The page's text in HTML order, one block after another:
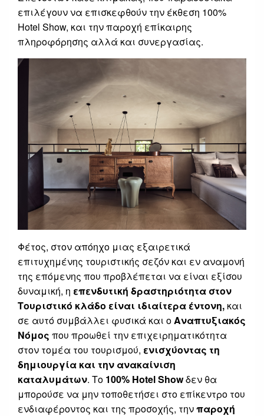
επιλέγουν να επισκεφθούν την έκθεση 100%
Hotel Show, και την παροχή επίκαιρης
πληροφόρησης αλλά και συνεργασίας.
Φέτος, στον απόηχο μιας εξαιρετικά
επιτυχημένης τουριστικής σεζόν και εν αναμονή
της επόμενης που προβλέπεται να είναι εξίσου
δυναμική, η επενδυτική δραστηριότητα στον
Τουριστικό κλάδο είναι ιδιαίτερα έντονη, και
σε αυτό συμβάλλει φυσικά και οΑναπτυξιακός
Νόμος που προωθεί την επιχειρηματικότητα
στον τομέα του τουρισμού, ενισχύοντας τη
δημιουργία και την ανακαίνιση
καταλυμάτων. Το 100% HotelShowδεν θα
μπορούσε να μην τοποθετήσει στο επίκεντρο του
ενδιαφέροντος και της προσοχής, τηνπαροχή